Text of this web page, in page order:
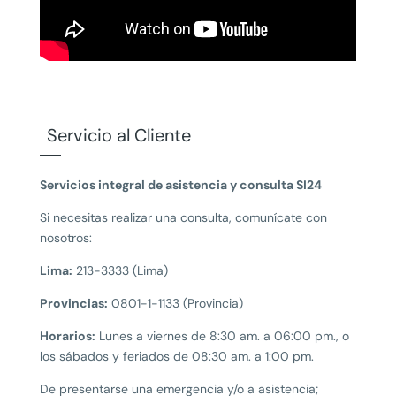
Servicio al Cliente
Servicios integral de asistencia y consulta SI24
Si necesitas realizar una consulta, comunícate con
nosotros:
Lima: 213-3333 (Lima)
Provincias: 0801-1-1133 (Provincia)
Horarios: Lunes a viernes de 8:30 am. a 06:00 pm., o
los sábados y feriados de 08:30 am. a 1:00 pm.
De presentarse una emergencia y/o a asistencia;